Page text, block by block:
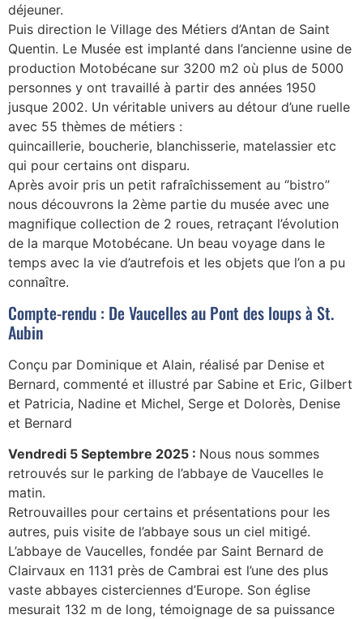
déjeuner.
Puis direction le Village des Métiers d’Antan de Saint
Quentin. Le Musée est implanté dans l’ancienne usine de
production Motobécane sur 3200 m2 où plus de 5000
personnes y ont travaillé à partir des années 1950
jusque 2002. Un véritable univers au détour d’une ruelle
avec 55 thèmes de métiers :
quincaillerie, boucherie, blanchisserie, matelassier etc
qui pour certains ont disparu.
Après avoir pris un petit rafraîchissement au ‘’bistro’’
nous découvrons la 2ème partie du musée avec une
magnifique collection de 2 roues, retraçant l’évolution
de la marque Motobécane. Un beau voyage dans le
temps avec la vie d’autrefois et les objets que l’on a pu
connaître.
Compte-rendu : De Vaucelles au Pont des loups à St.
Aubin
Conçu par Dominique et Alain, réalisé par Denise et
Bernard, commenté et illustré par Sabine et Eric, Gilbert
et Patricia, Nadine et Michel, Serge et Dolorès, Denise
et Bernard
Vendredi 5 Septembre 2025 : Nous nous sommes
retrouvés sur le parking de l’abbaye de Vaucelles le
matin.
Retrouvailles pour certains et présentations pour les
autres, puis visite de l’abbaye sous un ciel mitigé.
L’abbaye de Vaucelles, fondée par Saint Bernard de
Clairvaux en 1131 près de Cambrai est l’une des plus
vaste abbayes cisterciennes d’Europe. Son église
mesurait 132 m de long, témoignage de sa puissance